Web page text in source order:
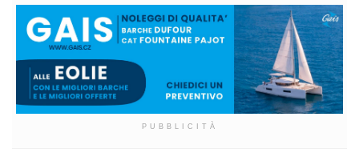
PUBBLICITÀ